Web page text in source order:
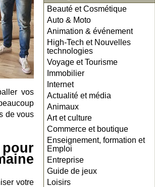
Beauté et Cosmétique
Auto & Moto
Animation & événement
High-Tech et Nouvelles
technologies
Voyage et Tourisme
Immobilier
Internet
Actualité et média
Animaux
Art et culture
Commerce et boutique
Enseignement, formation et
Emploi
Entreprise
Guide de jeux
Loisirs
vos
de vous
votre